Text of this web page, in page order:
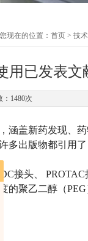
您现在的位置： 首页 > 技
用已发表文
1480次
涵盖新药发现、
出版物都引用了
接头、
的聚乙二醇（